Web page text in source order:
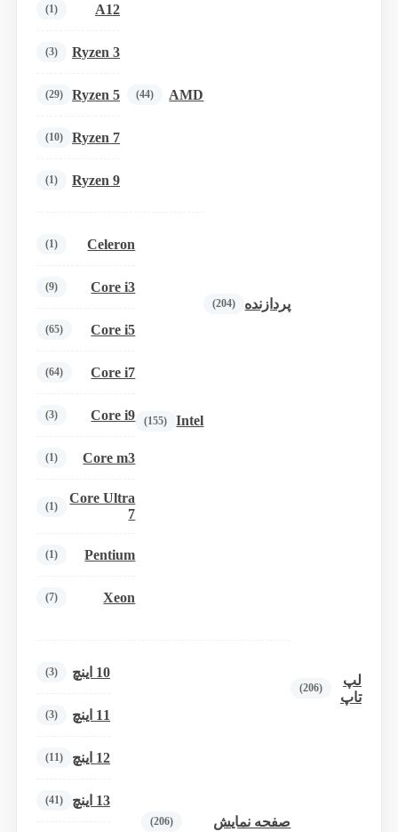
لپ
تاپ
(206)
پردازنده (204)
AMD
(44)
A12
(1)
Ryzen 3
(3)
Ryzen 5
(29)
Ryzen 7
(10)
Ryzen 9
(1)
Intel
(155)
Celeron
(1)
Core i3
(9)
Core i5
(65)
Core i7
(64)
Core i9
(3)
Core m3
(1)
Core Ultra
7
(1)
Pentium
(1)
Xeon
(7)
صفحه نمایش (206)
10 اینچ (3)
11 اینچ (3)
12 اینچ (11)
13 اینچ (41)